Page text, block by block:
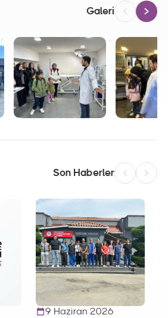
Galeri
Son Haberler
9 Haziran 2026